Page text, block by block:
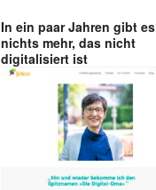
In ein paar Jahren gibt es
nichts mehr, das nicht
digitalisiert ist